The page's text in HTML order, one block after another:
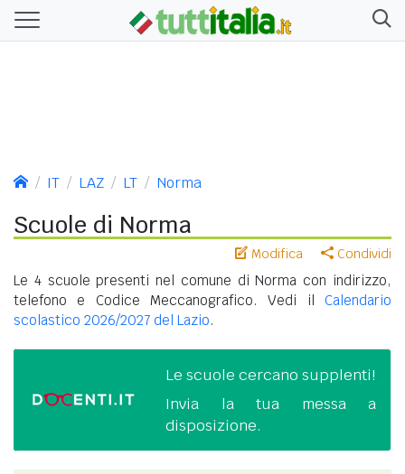
IT LAZ LT Norma
Scuole di Norma
Modifica Condividi
Le 4 scuole presenti nel comune di Norma con indirizzo,
telefono e Codice Meccanografico. Vedi il Calendario
scolastico 2026/2027 del Lazio.
Le scuole cercano supplenti!
Invia la tua messa a
disposizione.